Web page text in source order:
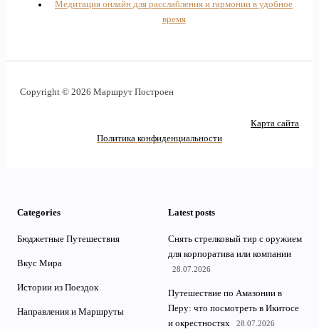
Медитация онлайн для расслабления и гармонии в удобное
время
Copyright © 2026 Маршрут Построен
Карта сайта
Политика конфиденциальности
Categories
Бюджетные Путешествия
Вкус Мира
Истории из Поездок
Направления и Маршруты
Latest posts
Снять стрелковый тир с оружием
для корпоратива или компании
28.07.2026
Путешествие по Амазонии в
Перу: что посмотреть в Икитосе
и окрестностях
28.07.2026